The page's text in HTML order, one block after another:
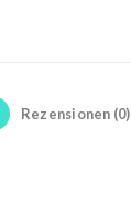
Rezensionen (0)